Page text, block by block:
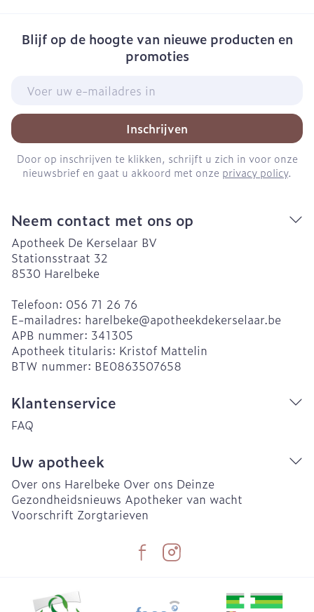
Blijf op de hoogte van nieuwe producten en
promoties
Inschrijven
Door op inschrijven te klikken, schrijft u zich in voor onze
nieuwsbrief en gaat u akkoord met onze privacy policy.
Neem contact met ons op
Apotheek De Kerselaar BV
Stationsstraat 32
8530 Harelbeke
Telefoon: 056 71 26 76
E-mailadres: harelbeke@apotheekdekerselaar.be
APB nummer: 341305
Apotheek titularis: Kristof Mattelin
BTW nummer: BE0863507658
Klantenservice
FAQ
Uw apotheek
Over ons Harelbeke Over ons Deinze
Gezondheidsnieuws Apotheker van wacht
Voorschrift Zorgtarieven